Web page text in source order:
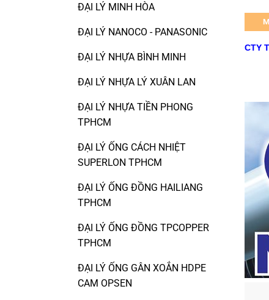
ĐẠI LÝ MINH HÒA
ĐẠI LÝ NANOCO - PANASONIC
ĐẠI LÝ NHỰA BÌNH MINH
ĐẠI LÝ NHỰA LÝ XUÂN LAN
ĐẠI LÝ NHỰA TIỀN PHONG
TPHCM
ĐẠI LÝ ỐNG CÁCH NHIỆT
SUPERLON TPHCM
ĐẠI LÝ ỐNG ĐỒNG HAILIANG
TPHCM
ĐẠI LÝ ỐNG ĐỒNG TPCOPPER
TPHCM
ĐẠI LÝ ỐNG GÂN XOẮN HDPE
CAM OPSEN
CTY